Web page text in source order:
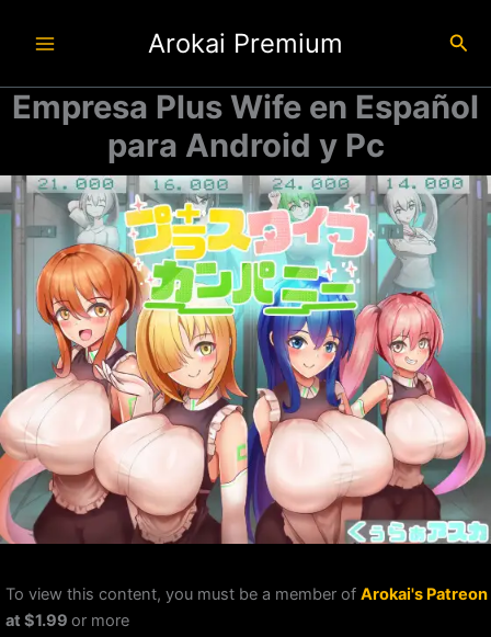
Arokai Premium
Empresa Plus Wife en Español
para Android y Pc
To view this content, you must be a member of Arokai's Patreon
at $1.99 or more